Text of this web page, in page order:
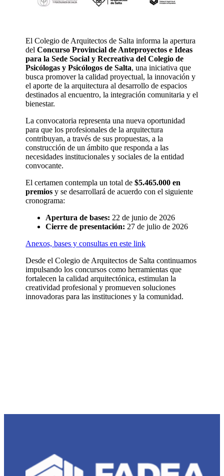
El Colegio de Arquitectos de Salta informa la apertura
delConcurso Provincial de Anteproyectos e Ideas
para la Sede Social y Recreativa del Colegio de
Psicólogas y Psicólogos de Salta, una iniciativa que
busca promover la calidad proyectual, la innovación y
el aporte de la arquitectura al desarrollo de espacios
destinados al encuentro, la integración comunitaria y el
bienestar.
La convocatoria representa una nueva oportunidad
para que los profesionales de la arquitectura
contribuyan, a través de sus propuestas, a la
construcción de un ámbito que responda a las
necesidades institucionales y sociales de la entidad
convocante.
El certamen contempla un total de$5.465.000 en
premios y se desarrollará de acuerdo con el siguiente
cronograma:
Apertura de bases: 22 de junio de 2026
Cierre de presentación: 27 de julio de 2026
Anexos, bases y consultas en este link
Desde el Colegio de Arquitectos de Salta continuamos
impulsando los concursos como herramientas que
fortalecen la calidad arquitectónica, estimulan la
creatividad profesional y promueven soluciones
innovadoras para las instituciones y la comunidad.